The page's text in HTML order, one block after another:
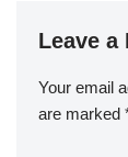
Leave a
Your email
are marked